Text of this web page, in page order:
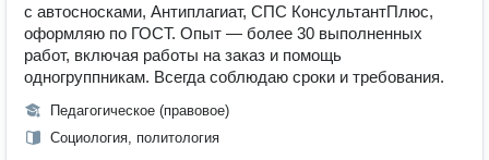
с автосносками, Антиплагиат, СПС КонсультантПлюс,
оформляю по ГОСТ. Опыт — более 30 выполненных
работ, включая работы на заказ и помощь
одногруппникам. Всегда соблюдаю сроки и требования.
Педагогическое (правовое)
Социология, политология